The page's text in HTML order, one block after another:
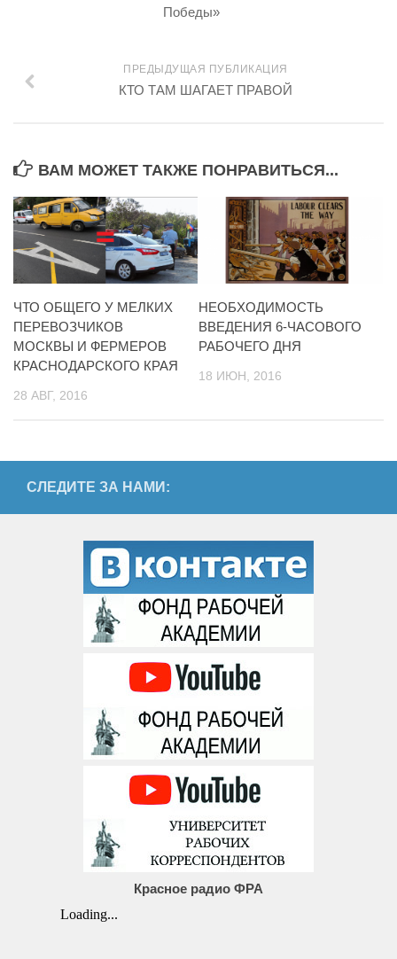
Победы»
ПРЕДЫДУЩАЯ ПУБЛИКАЦИЯ
КТО ТАМ ШАГАЕТ ПРАВОЙ
ВАМ МОЖЕТ ТАКЖЕ ПОНРАВИТЬСЯ...
ЧТО ОБЩЕГО У МЕЛКИХ
ПЕРЕВОЗЧИКОВ
МОСКВЫ И ФЕРМЕРОВ
КРАСНОДАРСКОГО КРАЯ
28 АВГ, 2016
НЕОБХОДИМОСТЬ
ВВЕДЕНИЯ 6-ЧАСОВОГО
РАБОЧЕГО ДНЯ
18 ИЮН, 2016
СЛЕДИТЕ ЗА НАМИ:
Красное радио ФРА